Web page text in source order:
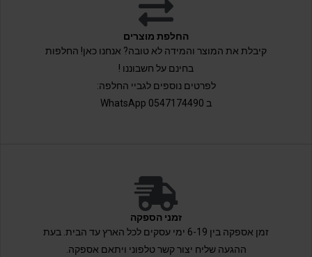
החלפת מוצרים
קיבלת את המוצר והמידה לא טובה? אנחנו כאן! החלפות
בחינם על חשבוננו !
לפרטים נוספים לגביי החלפה:
ב 0547174490 WhatsApp
זמני הספקה
זמן אספקה בין 6-19 ימי עסקים לכל הארץ עד הבית. בעת
ההגעה שליח יצור קשר טלפוני ויתאם אספקה.